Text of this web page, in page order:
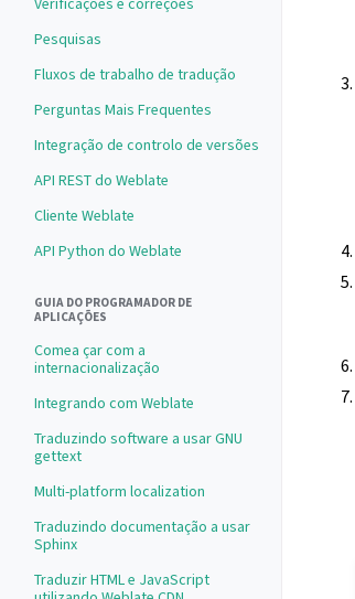
Pesquisas
Fluxos de trabalho de tradução
Perguntas Mais Frequentes
Integração de controlo de versões
API REST do Weblate
Cliente Weblate
API Python do Weblate
GUIA DO PROGRAMADOR DE
APLICAÇÕES
Comea çar com a
internacionalização
Integrando com Weblate
Traduzindo software a usar GNU
gettext
Multi-platform localization
Traduzindo documentação a usar
Sphinx
Traduzir HTML e JavaScript